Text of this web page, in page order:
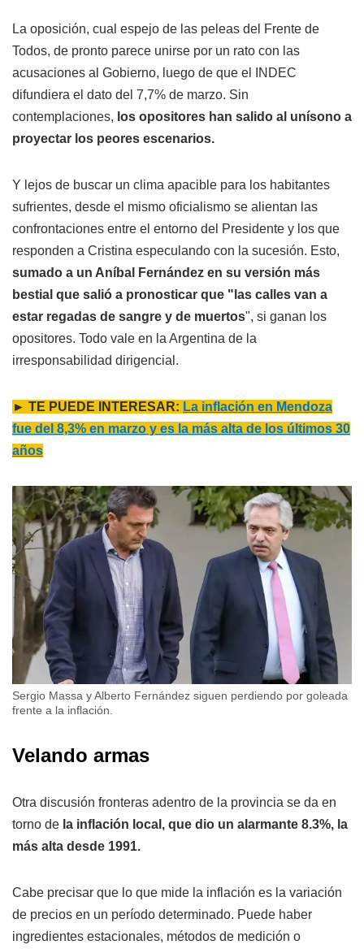
La oposición, cual espejo de las peleas del Frente de
Todos, de pronto parece unirse por un rato con las
acusaciones al Gobierno, luego de que el INDEC
difundiera el dato del 7,7% de marzo. Sin
contemplaciones, los opositores han salido al unísono a
proyectar los peores escenarios.
Y lejos de buscar un clima apacible para los habitantes
sufrientes, desde el mismo oficialismo se alientan las
confrontaciones entre el entorno del Presidente y los que
responden a Cristina especulando con la sucesión. Esto,
sumado a un Aníbal Fernández en su versión más
bestial que salió a pronosticar que "las calles van a
estar regadas de sangre y de muertos", si ganan los
opositores. Todo vale en la Argentina de la
irresponsabilidad dirigencial.
► TE PUEDE INTERESAR: La inflación en Mendoza
fue del 8,3% en marzo y es la más alta de los últimos 30
años
Sergio Massa y Alberto Fernández siguen perdiendo por goleada
frente a la inflación.
Velando armas
Otra discusión fronteras adentro de la provincia se da en
torno de la inflación local, que dio un alarmante 8.3%, la
más alta desde 1991.
Cabe precisar que lo que mide la inflación es la variación
de precios en un período determinado. Puede haber
ingredientes estacionales, métodos de medición o